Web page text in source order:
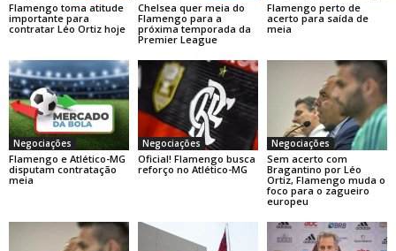
Flamengo toma atitude
importante para
contratar Léo Ortiz hoje
Chelsea quer meia do
Flamengo para a
próxima temporada da
Premier League
Flamengo perto de
acerto para saída de
meia
Negociações
Flamengo e Atlético-MG
disputam contratação
meia
Negociações
Oficial! Flamengo busca
reforço no Atlético-MG
Negociações
Sem acerto com
Bragantino por Léo
Ortiz, Flamengo muda o
foco para o zagueiro
europeu